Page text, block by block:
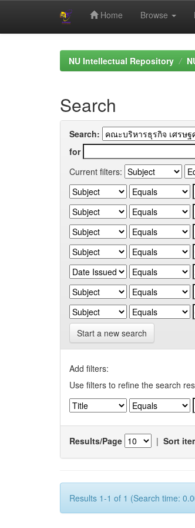
Home Browse
NU Intellectual Repository
Search
Search:
for
Current filters:
Start a new search
Add filters:
Use filters to refine the search
Results/Page | Sort
Results 1-1 of 1 (Search time: